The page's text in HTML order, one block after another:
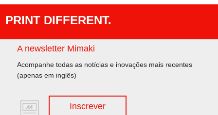
PRINT DIFFERENT.
A newsletter Mimaki
Acompanhe todas as notícias e inovações mais recentes
(apenas em inglês)
Inscrever